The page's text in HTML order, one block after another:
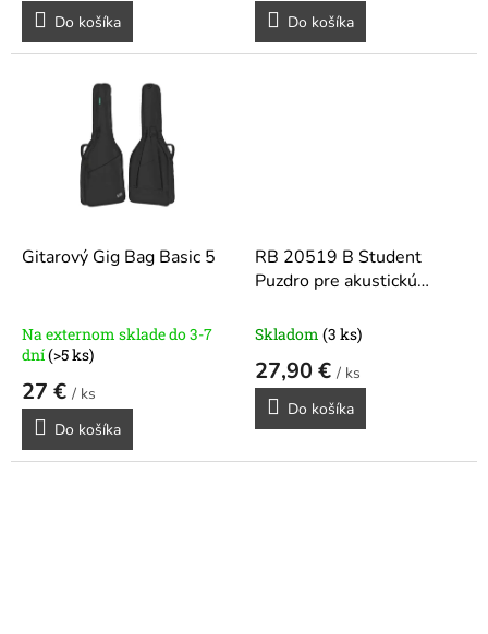
Do košíka
Do košíka
Gitarový Gig Bag Basic 5
Na externom sklade do 3-7
dní(>5 ks)
27 € / ks
Do košíka
RB 20519 B Student
Puzdro pre akustickú
Skladom (3 ks)
27,90 € / ks
Do košíka